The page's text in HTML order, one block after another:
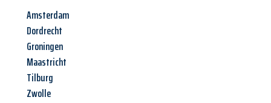
Amsterdam
Dordrecht
Groningen
Maastricht
Tilburg
Zwolle